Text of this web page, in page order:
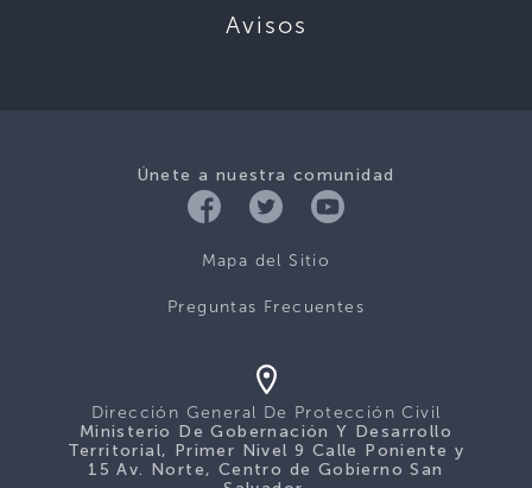
Avisos
Únete a nuestra comunidad
Mapa del Sitio
Preguntas Frecuentes
Dirección General De Protección Civil
Ministerio De Gobernación Y Desarrollo
Territorial, Primer Nivel 9 Calle Poniente y
15 Av. Norte, Centro de Gobierno San